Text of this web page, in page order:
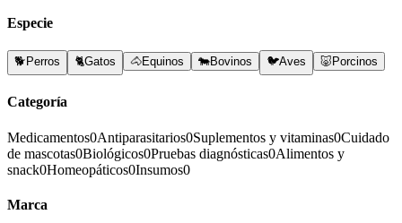
Especie
🐕 Perros 🐈Gatos 🐴Equinos 🐄Bovinos 🐦Aves 🐷 Porcinos
Categoría
Medicamentos0Antiparasitarios0Suplementos y vitaminas0Cuidado
de mascotas0Biológicos0Pruebas diagnósticas0Alimentos y
snack0Homeopáticos0Insumos0
Marca